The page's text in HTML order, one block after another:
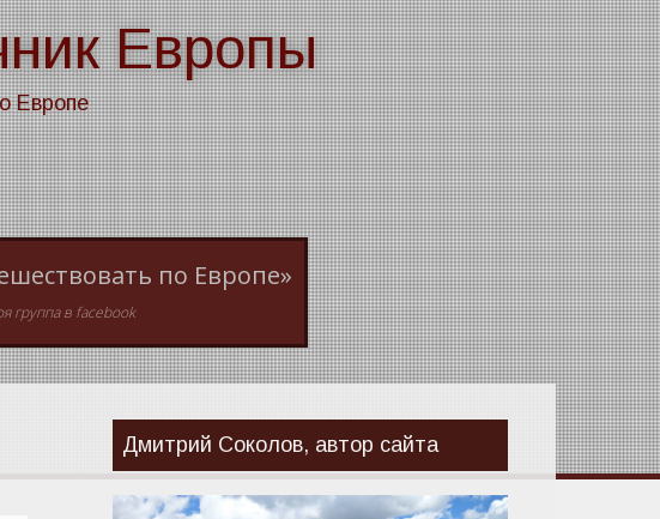
Европы
Европе
по Европе»
группа в facebook
Дмитрий Соколов, автор сайта